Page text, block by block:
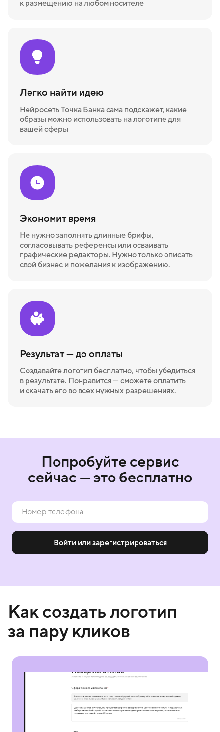
к размещению на любом носителе
Легко найти идею
Нейросеть Точка Банка сама подскажет, какие
образы можно использовать на логотипе для
вашей сферы
Экономит время
Не нужно заполнять длинные брифы,
согласовывать референсы или осваивать
графические редакторы. Нужно только описать
свой бизнес и пожелания к изображению.
Результат — до оплаты
Создавайте логотип бесплатно, чтобы убедиться
в результате. Понравится — сможете оплатить
и скачать его во всех нужных разрешениях.
Попробуйте сервис
сейчас — это бесплатно
Войти или зарегистрироваться
Как создать логотип
за пару кликов